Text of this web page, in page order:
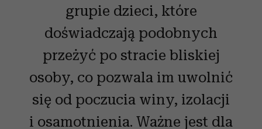
grupie dzieci, które
doświadczają podobnych
przeżyć po stracie bliskiej
osoby, co pozwala im uwolnić
się od poczucia winy, izolacji
i osamotnienia. Ważne jest dla